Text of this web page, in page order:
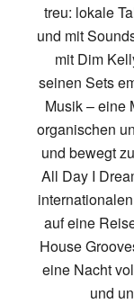
treu: lokale
und mit
mit Dim
seinen Sets
Musik – eine
organischen
und bewegt
All Day I
auf eine
House
eine Nacht
und